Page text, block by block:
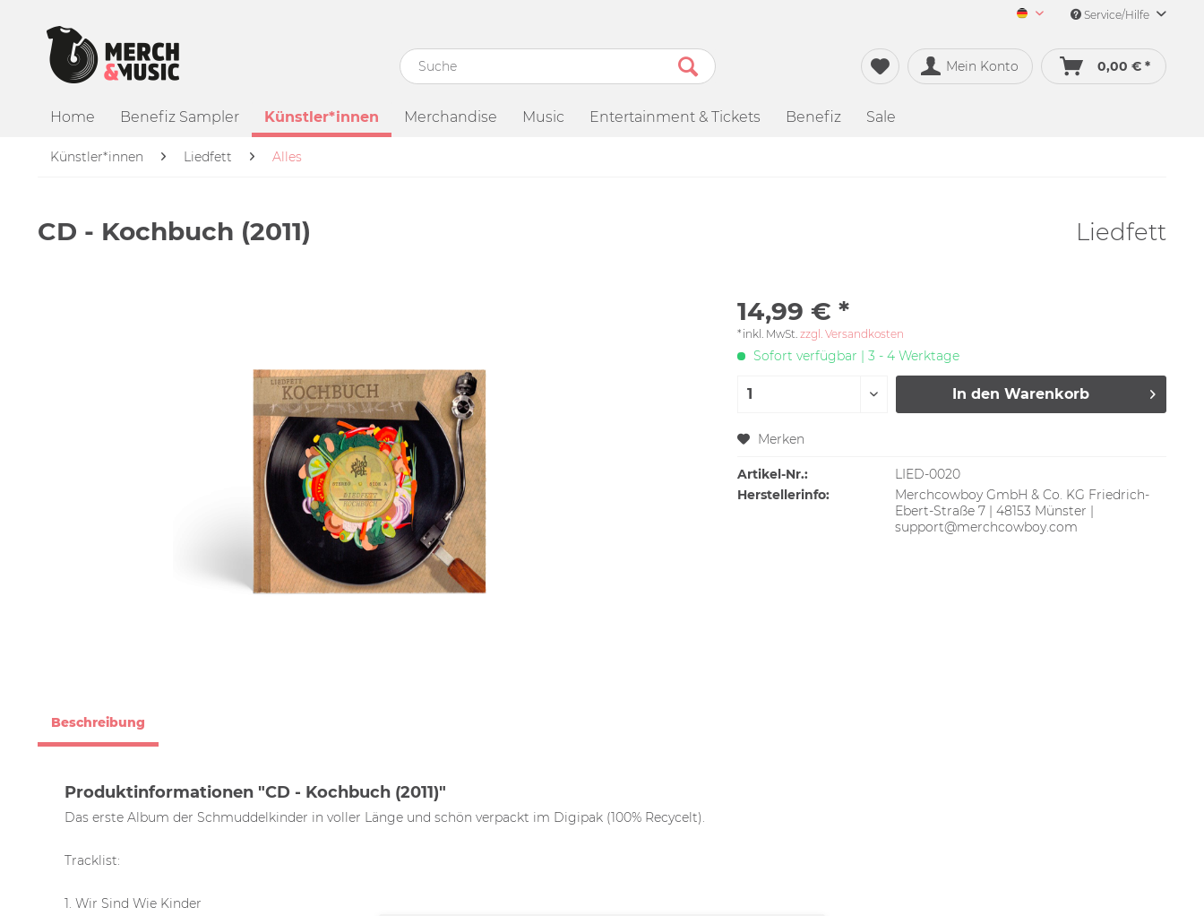
Merch&Music Deutsch
Service/Hilfe
Mein Konto 0,00 € *
Home Benefiz Sampler Künstler*innen Merchandise Music Entertainment & Tickets Benefiz Sale
Künstler*innen Liedfett Alles
CD - Kochbuch (2011) Liedfett
14,99 € *
*inkl. MwSt.zzgl. Versandkosten
Sofort verfügbar | 3 - 4 Werktage
In den Warenkorb
Merken
Artikel-Nr.:
LIED-0020
Herstellerinfo:
Merchcowboy GmbH & Co. KG Friedrich-
Ebert-Straße 7 | 48153 Münster |
support@merchcowboy.com
Beschreibung
Produktinformationen "CD - Kochbuch (2011)"
Das erste Album der Schmuddelkinder in voller Länge und schön verpackt im Digipak (100% Recycelt).
Tracklist:
1. Wir Sind Wie Kinder